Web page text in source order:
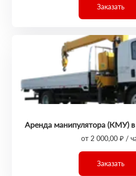
Заказать
Аренда манипулятора (КМУ)
от 2 000,00 ₽ /
Заказать